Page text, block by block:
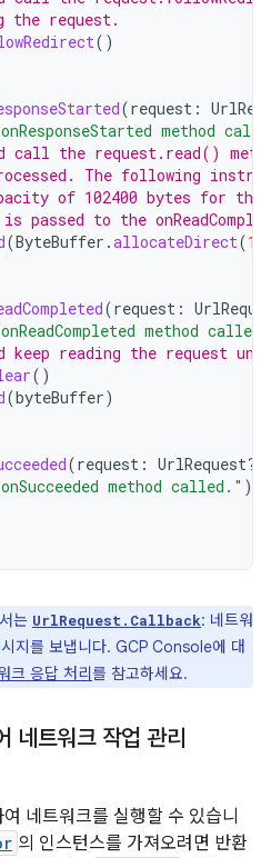
the request.
()
(request :
method
call the request.read()
The following
of 102400 bytes for the
passed to the
(ByteBuffer .allocateDirect(
(request :
method
keep reading the request
()
(byteBuffer)
(request : UrlRequest?,
method called." )
는 UrlRequest.Callback: 네트워
지를 보냅니다. GCP Console에 대
크 응답 처리를 참고하세요.
네트워크 작업 관리
네트워크를 실행할 수 있습니
의 인스턴스를 가져오려면 반환